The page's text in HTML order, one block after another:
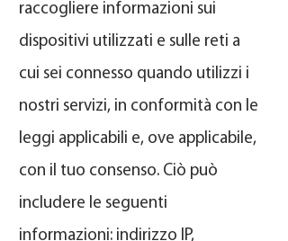
raccogliere informazioni sui
dispositivi utilizzati e sulle reti a
cui sei connesso quando utilizzi i
nostri servizi, in conformità con le
leggi applicabili e, ove applicabile,
con il tuo consenso. Ciò può
includere le seguenti
informazioni: indirizzo IP,